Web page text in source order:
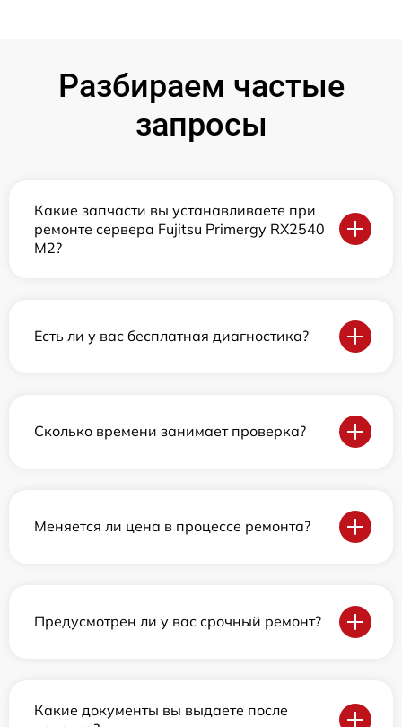
Разбираем частые
запросы
Какие запчасти вы устанавливаете при
ремонте сервера Fujitsu Primergy RX2540
M2?
Есть ли у вас бесплатная диагностика?
Сколько времени занимает проверка?
Меняется ли цена в процессе ремонта?
Предусмотрен ли у вас срочный ремонт?
Какие документы вы выдаете после